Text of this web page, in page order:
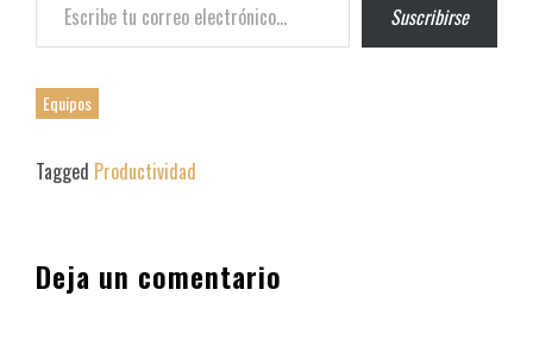
Suscribirse
Equipos
Tagged Productividad
Deja un comentario